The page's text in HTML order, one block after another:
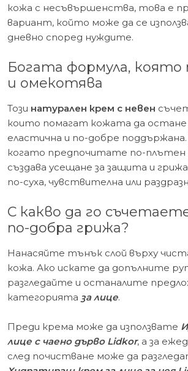
кожа с несъвършенства, това е
вариант, който може да се
дневно според нуждите.
Богата формула, която
и омекотява
Този натурален крем с невен
които помагат кожата да остане
еластична и по-добре
когато предпочитате по-плътен
създава усещане за защита и
по-суха, чувствителна или
С какво да го
по-добра грижа?
Нанасяйте тънък слой върху
кожа. Ако искате да допълните
разгледайте и останалите
категорията за лице.
Преди крема може да използвате
лице с чаено дърво Lidkor, а за
след почистване може да